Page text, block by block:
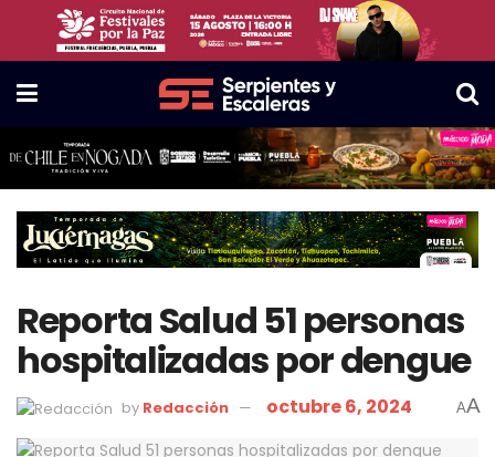
Reporta Salud 51 personas
hospitalizadas por dengue
by Redacción octubre 6, 2024 AA